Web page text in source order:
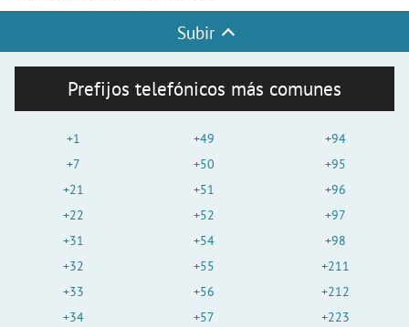
Subir
Prefijos telefónicos más comunes
+1
+7
+21
+22
+31
+32
+33
+34
+49
+50
+51
+52
+54
+55
+56
+57
+94
+95
+96
+97
+98
+211
+212
+223